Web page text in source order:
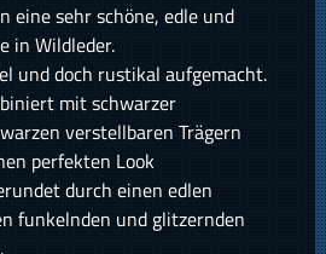
eine sehr schöne, edle und
in Wildleder.
und doch rustikal aufgemacht.
mit schwarzer
verstellbaren Trägern
perfekten Look
durch einen edlen
funkelnden und glitzernden